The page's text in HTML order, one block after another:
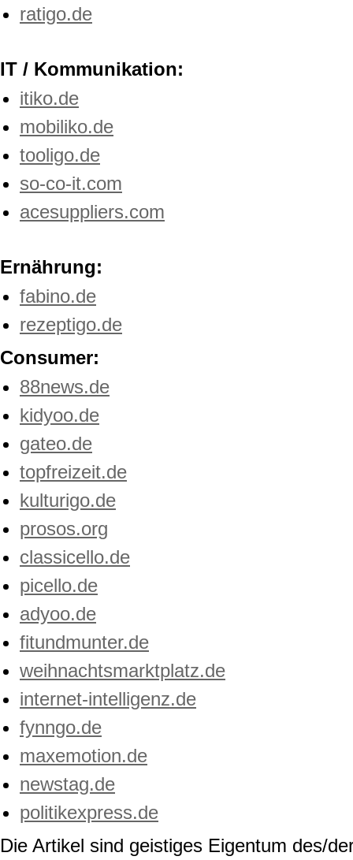
ratigo.de
IT / Kommunikation:
itiko.de
mobiliko.de
tooligo.de
so-co-it.com
acesuppliers.com
Ernährung:
fabino.de
rezeptigo.de
Consumer:
88news.de
kidyoo.de
gateo.de
topfreizeit.de
kulturigo.de
prosos.org
classicello.de
picello.de
adyoo.de
fitundmunter.de
weihnachtsmarktplatz.de
internet-intelligenz.de
fynngo.de
maxemotion.de
newstag.de
politikexpress.de
Die Artikel sind geistiges Eigentum des/